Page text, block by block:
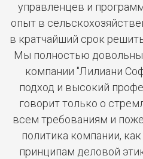
управленцев и
опыт в
в кратчайший срок
Мы полностью довольны
компании "Лилиани
подход и высокий
говорит только о
всем требованиям и
политика компании,
принципам деловой